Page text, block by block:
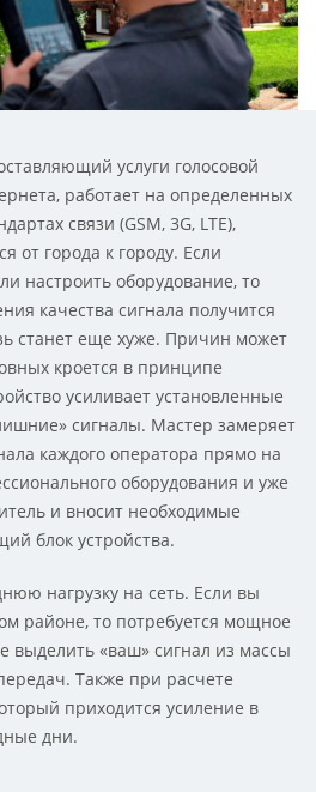
услуги голосовой
работает на определенных
связи (GSM, 3G, LTE),
от города к городу. Если
настроить оборудование, то
качества сигнала получится
станет еще хуже. Причин может
кроется в принципе
усиливает установленные
сигналы. Мастер замеряет
каждого оператора прямо на
оборудования и уже
и вносит необходимые
блок устройства.
нагрузку на сеть. Если вы
районе, то потребуется мощное
выделить «ваш» сигнал из массы
Также при расчете
приходится усиление в
дни.